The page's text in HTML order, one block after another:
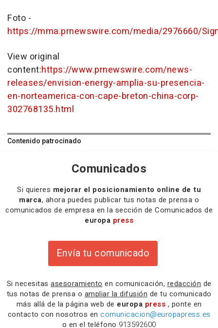
Foto -
https://mma.prnewswire.com/media/2976660/
View original
content:https://www.prnewswire.com/news-
releases/envision-energy-amplia-su-presencia-
en-norteamerica-con-cape-breton-china-corp-
302768135.html
Contenido patrocinado
Comunicados
Si quieres mejorar el posicionamiento online de tu
marca, ahora puedes publicar tus notas de prensa o
comunicados de empresa en la sección de Comunicados de
europa press
Envía tu comunicado
Si necesitas asesoramiento en comunicación, redacción de
tus notas de prensa o ampliar la difusión de tu comunicado
más allá de la página web de europa press , ponte en
contacto con nosotros en comunicacion@europapress.es
o en el teléfono 913592600